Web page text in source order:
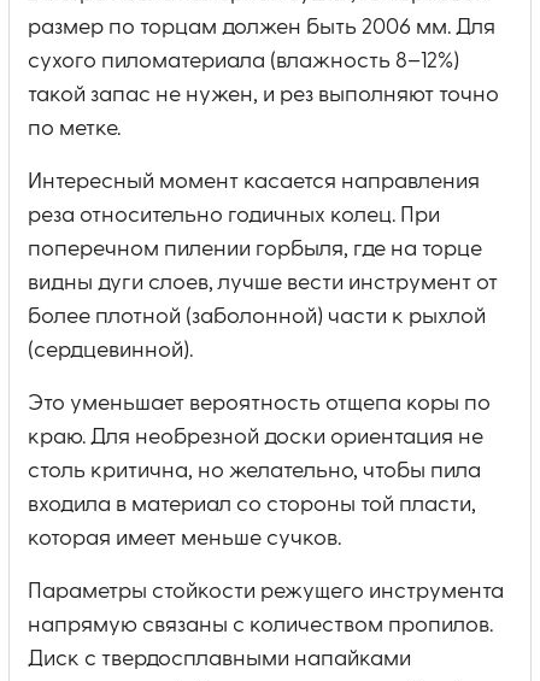
размер по торцам должен быть 2006 мм. Для
сухого пиломатериала (влажность 8–12%)
такой запас не нужен, и рез выполняют точно
по метке.
Интересный момент касается направления
реза относительно годичных колец. При
поперечном пилении горбыля, где на торце
видны дуги слоев, лучше вести инструмент от
более плотной (заболонной) части к рыхлой
(сердцевинной).
Это уменьшает вероятность отщепа коры по
краю. Для необрезной доски ориентация не
столь критична, но желательно, чтобы пила
входила в материал со стороны той пласти,
которая имеет меньше сучков.
Параметры стойкости режущего инструмента
напрямую связаны с количеством пропилов.
Диск с твердосплавными напайками